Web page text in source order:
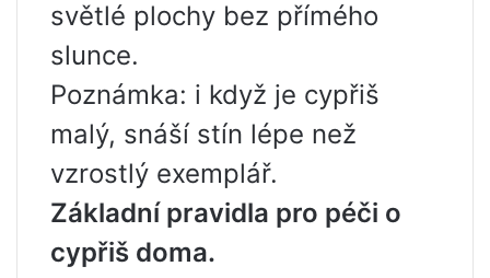
světlé plochy bez přímého
slunce.
Poznámka: i když je cypřiš
malý, snáší stín lépe než
vzrostlý exemplář.
Základní pravidla pro péči o
cypřiš doma.